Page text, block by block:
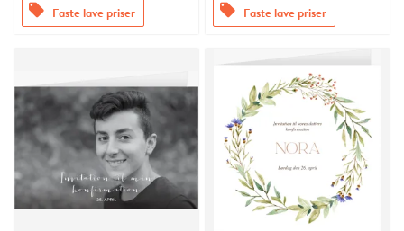
offers Faste lave priser offers Faste lave priser